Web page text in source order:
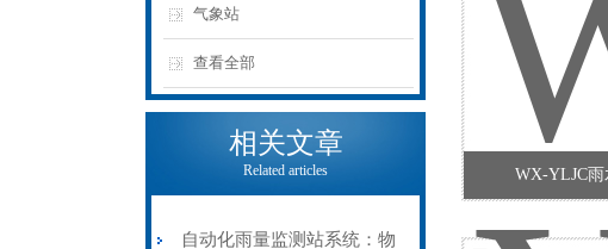
气象站
查看全部
相关文章
Related articles
自动化雨量监测站系统：物
WX-YLJC